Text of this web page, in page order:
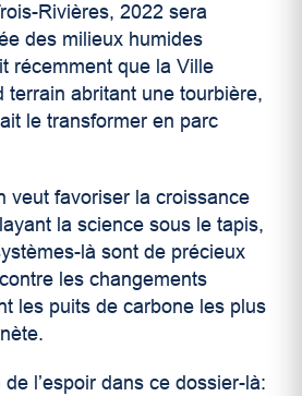
Rivières, 2022 sera
des milieux humides
récemment que la Ville
terrain abritant une tourbière,
le transformer en parc
veut favoriser la croissance
la science sous le tapis,
là sont de précieux
les changements
les puits de carbone les plus
de l’espoir dans ce dossier-là: